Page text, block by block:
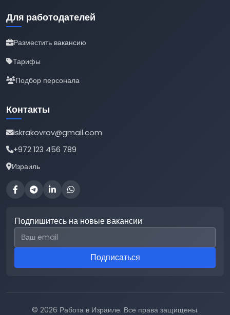
Для работодателей
Разместить вакансию
Тарифы
Подбор персонала
Контакты
iskrakovrov@gmail.com
+972 123 456 789
Израиль
Подпишитесь на новые вакансии
Email для подписки
Подписаться
© 2026 Работа в Израиле. Все права защищены.